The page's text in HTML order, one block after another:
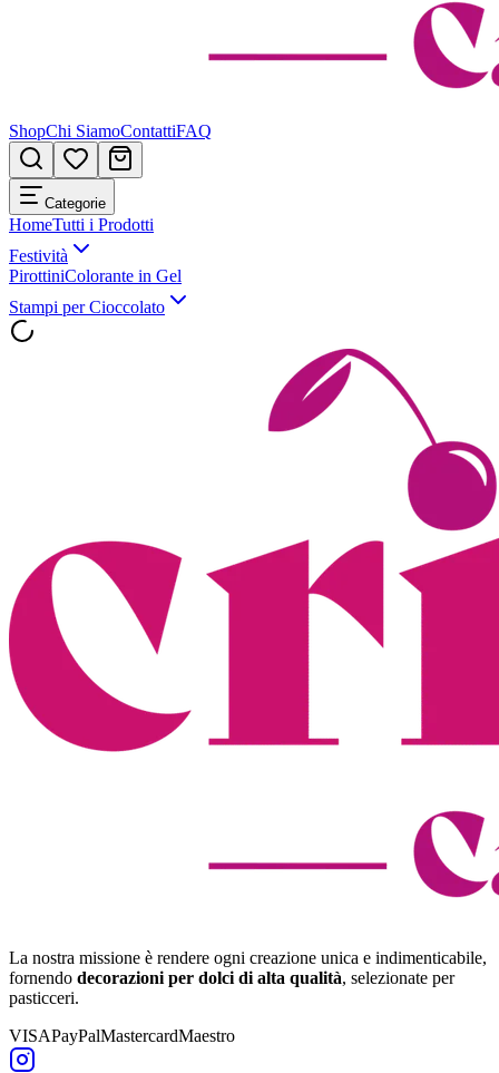
ShopChi SiamoContattiFAQ
Categorie
HomeTutti i Prodotti
Festività
PirottiniColorante in Gel
Stampi per Cioccolato
La nostra missione è rendere ogni creazione unica e indimenticabile,
fornendo decorazioni per dolci di alta qualità, selezionate per
pasticceri.
VISAPayPalMastercardMaestro